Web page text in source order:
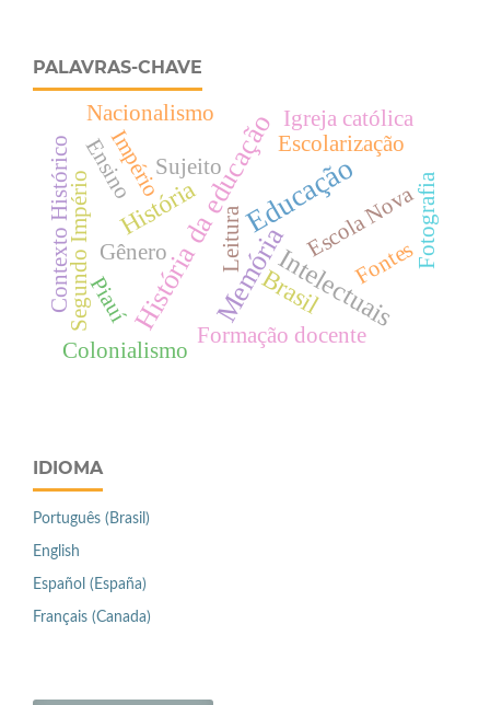
PALAVRAS-CHAVE
Educação
História da educação
MemóriaIntelectuais
História
Brasil
Império
Gênero
Escolarização
Escola Nova
Formação docente
Leitura
Sujeito
Fontes
Colonialismo
Piauí
Ensino
Nacionalismo
Fotografia
Igreja católica
Segundo Império
Contexto Histórico
IDIOMA
Português (Brasil)
English
Español (España)
Français (Canada)